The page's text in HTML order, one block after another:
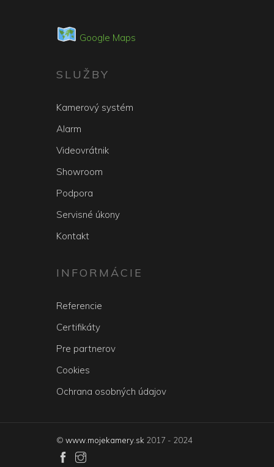
Google Maps
SLUŽBY
Kamerový systém
Alarm
Videovrátnik
Showroom
Podpora
Servisné úkony
Kontakt
INFORMÁCIE
Referencie
Certifikáty
Pre partnerov
Cookies
Ochrana osobných údajov
© www.mojekamery.sk 2017 - 2024